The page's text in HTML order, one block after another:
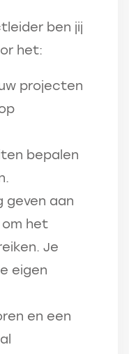
ben jij
het:
projecten
bepalen
geven aan
het
Je
eigen
en een